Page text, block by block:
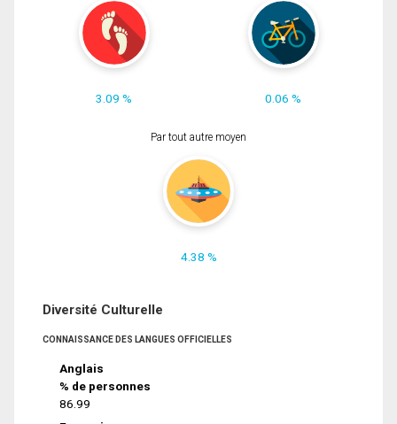
3.09 % 0.06 %
Par tout autre moyen
4.38 %
Diversité Culturelle
CONNAISSANCE DES LANGUES OFFICIELLES
Anglais
% de personnes
86.99